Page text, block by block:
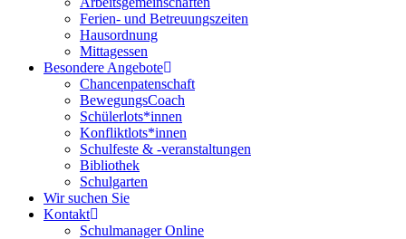
Ferien- und Betreuungszeiten
Hausordnung
Mittagessen
Besondere Angebote
Chancenpatenschaft
BewegungsCoach
Schülerlots*innen
Konfliktlots*innen
Schulfeste & -veranstaltungen
Bibliothek
Schulgarten
Wir suchen Sie
Kontakt
Schulmanager Online